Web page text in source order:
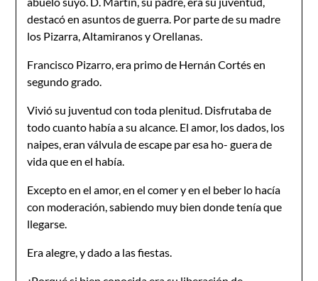
destacó en asuntos de guerra. Por parte de su madre
los Pizarra, Altamiranos y Orellanas.
Francisco Pizarro, era primo de Hernán Cortés en
segundo grado.
Vivió su juventud con toda plenitud. Disfrutaba de
todo cuanto había a su alcance. El amor, los dados, los
naipes, eran válvula de escape par esa ho- guera de
vida que en el había.
Excepto en el amor, en el comer y en el beber lo hacía
con moderación, sabiendo muy bien donde tenía que
llegarse.
Era alegre, y dado a las fiestas.